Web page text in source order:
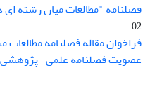
فصلنامه "مطالعات میان رشته
02
فراخوان مقاله فصلنامه
عضویت فصلنامه علمی- پژوهشی